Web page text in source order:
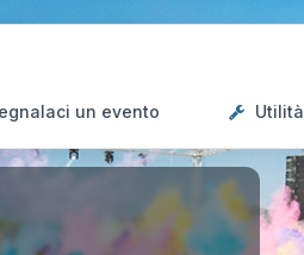
un evento Utilità